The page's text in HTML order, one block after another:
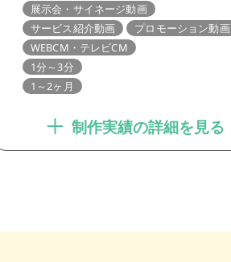
展示会・サイネージ動画
サービス紹介動画
プロモーション動画
WEBCM・テレビCM
1分～3分
1～2ヶ月
制作実績の詳細を見る